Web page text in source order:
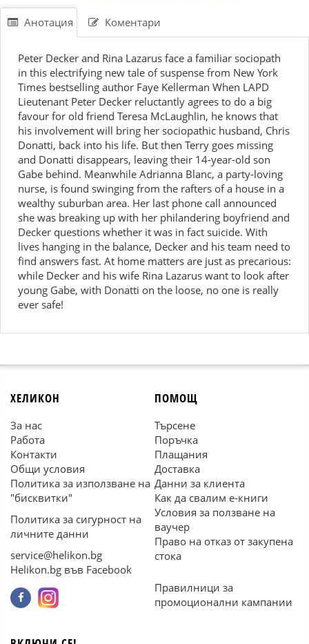
Анотация Коментари
Peter Decker and Rina Lazarus face a familiar sociopath
in this electrifying new tale of suspense from New York
Times bestselling author Faye Kellerman When LAPD
Lieutenant Peter Decker reluctantly agrees to do a big
favour for old friend Teresa McLaughlin, he knows that
his involvement will bring her sociopathic husband, Chris
Donatti, back into his life. But then Terry goes missing
and Donatti disappears, leaving their 14-year-old son
Gabe behind. Meanwhile Adrianna Blanc, a party-loving
nurse, is found swinging from the rafters of a house in a
wealthy suburban area. Her last phone call announced
she was breaking up with her philandering boyfriend and
Decker questions whether it was in fact suicide. With
lives hanging in the balance, Decker and his team need to
find answers fast. At home matters are just as precarious:
while Decker and his wife Rina Lazarus want to look after
young Gabe, with Donatti on the loose, no one is really
ever safe!
ХЕЛИКОН
За нас
Работа
Контакти
Общи условия
Политика за използване на
"бисквитки"
Политика за сигурност на
личните данни
service@helikon.bg
Helikon.bg във Facebook
ПОМОЩ
Търсене
Поръчка
Плащания
Доставка
Данни за клиента
Как да свалим е-книги
Условия за ползване на
ваучер
Право на отказ от закупена
стока
Правилници за
промоционални кампании